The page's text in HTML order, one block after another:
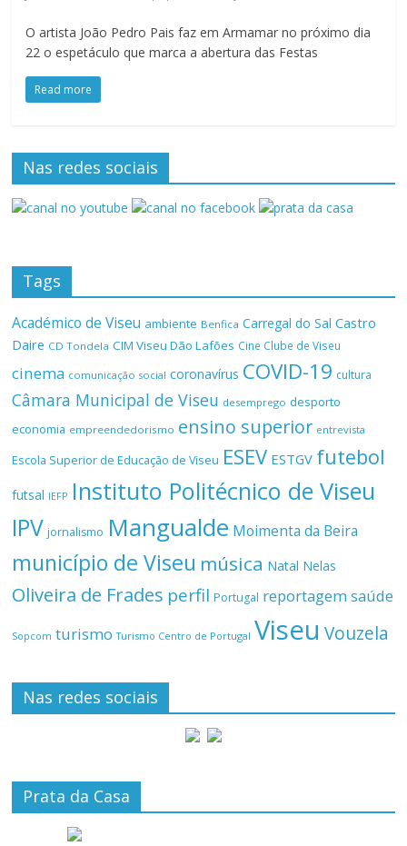
O artista João Pedro Pais faz em Armamar no próximo dia
22 o espetáculo que marca a abertura das Festas
Read more
Nas redes sociais
Tags
Académico de Viseu ambiente Benfica Carregal do Sal Castro
Daire CD Tondela CIM Viseu Dão Lafões Cine Clube de Viseu
cinema comunicação social coronavírus COVID-19 cultura
Câmara Municipal de Viseu desemprego desporto
economia empreendedorismo ensino superior entrevista
Escola Superior de Educação de Viseu ESEV ESTGV futebol
futsal IEFP Instituto Politécnico de Viseu
IPV jornalismo Mangualde Moimenta da Beira
município de Viseu música Natal Nelas
Oliveira de Frades perfil Portugal reportagemsaúde
Sopcom turismo Turismo Centro de Portugal Viseu Vouzela
Nas redes sociais
Prata da Casa